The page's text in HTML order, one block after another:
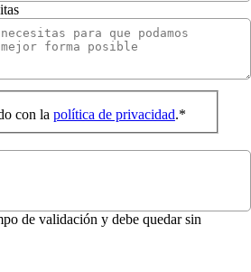
con la política de privacidad.*
de validación y debe quedar sin